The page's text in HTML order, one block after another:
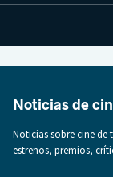
Noticias de
Noticias sobre cine de
estrenos, premios,